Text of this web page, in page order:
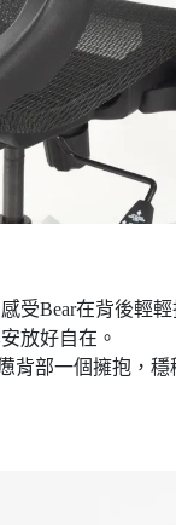
受Bear在背後輕輕
放好自在。
背部一個擁抱，穩